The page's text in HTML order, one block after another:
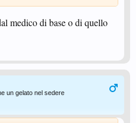
medico di base o di quello
un gelato nel sedere